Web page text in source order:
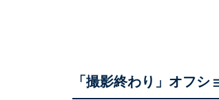
「撮影終わり」オフシ